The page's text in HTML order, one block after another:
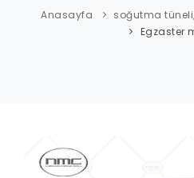
Dilimleyici,Kıyma ve
Atık Giderme Makinesi
VIDEO
FOTOĞRAFLAR
Anasayfa
soğutma
Egzaster